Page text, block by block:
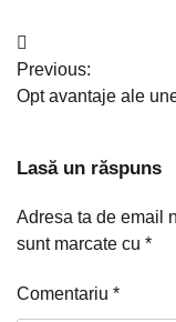
Navigare
în
Previous:
Opt avantaje ale
Lasă un răspuns
Adresa ta de email
sunt marcate cu *
Comentariu *